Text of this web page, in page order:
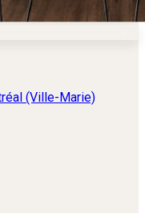
(Ville-Marie)